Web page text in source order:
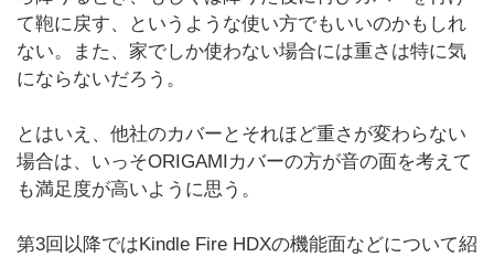
て鞄に戻す、というような使い方でもいいのかもしれ
ない。また、家でしか使わない場合には重さは特に気
にならないだろう。
とはいえ、他社のカバーとそれほど重さが変わらない
場合は、いっそORIGAMIカバーの方が音の面を考えて
も満足度が高いように思う。
第3回以降ではKindle Fire HDXの機能面などについて紹